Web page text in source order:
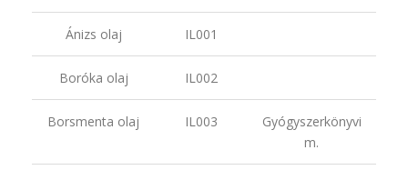
Ánizs olaj IL001
Boróka olaj IL002
Borsmenta olaj IL003
Gyógyszerkönyvi
m.